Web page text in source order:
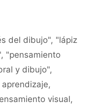
del dibujo", "lápiz
, "pensamiento
y dibujo",
aprendizaje,
visual,